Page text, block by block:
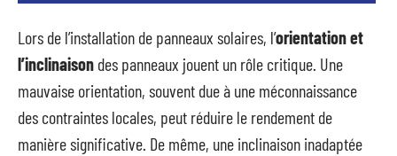
Lors de l’installation de panneaux solaires, l’orientation et
l’inclinaison des panneaux jouent un rôle critique. Une
mauvaise orientation, souvent due à une méconnaissance
des contraintes locales, peut réduire le rendement de
manière significative. De même, une inclinaison inadaptée